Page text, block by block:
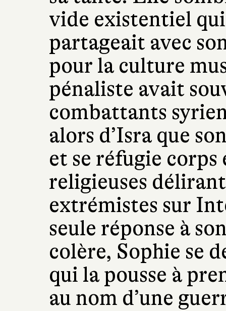
vide existentiel
partageait avec
pour la culture
pénaliste avait
combattants
alors d’Isra que
et se réfugie corps
religieuses
extrémistes sur
seule réponse à
colère, Sophie se
qui la pousse à
au nom d’une